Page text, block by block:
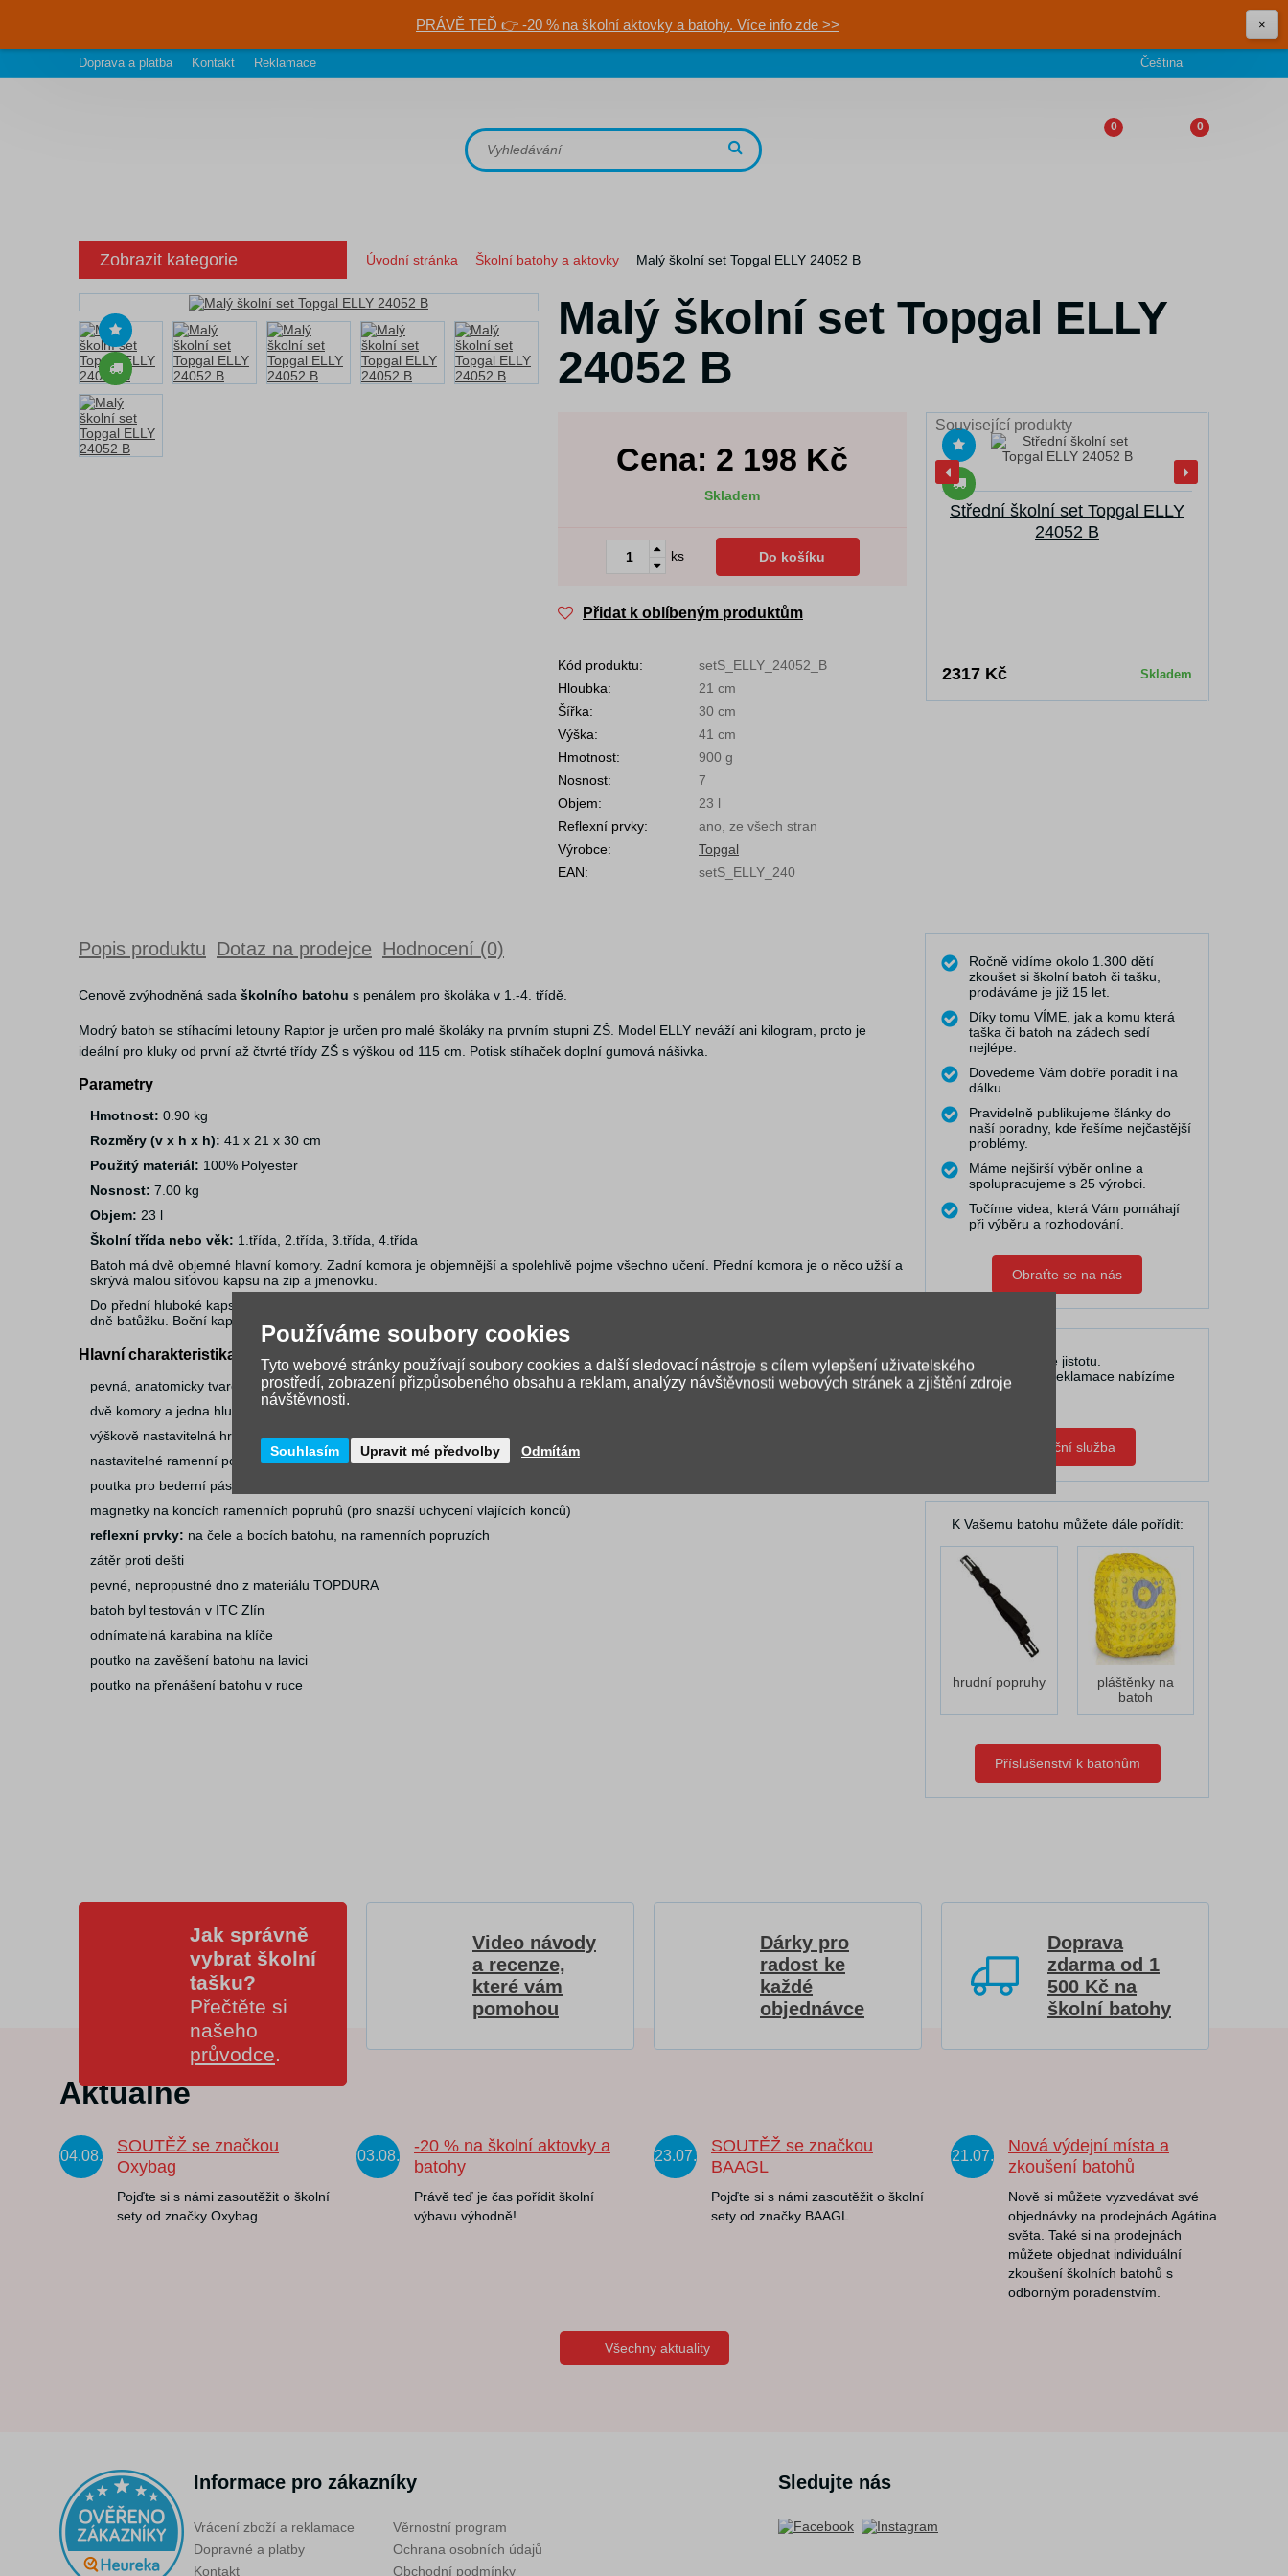
PRÁVĚ TEĎ 👉 -20 % na školní aktovky a batohy. Více info zde >> ×
Doprava a platba Kontakt Reklamace Čeština
0 0
Zobrazit kategorie Úvodní stránka Školní batohy a aktovky Malý školní set Topgal ELLY 24052 B
Malý školní set Topgal ELLY
24052 B
Cena: 2 198 Kč
Skladem
ks Do košíku
Přidat k oblíbeným produktům
Kód produktu:
setS_ELLY_24052_B
Hloubka:
21 cm
Šířka:
30 cm
Výška:
41 cm
Hmotnost:
900 g
Nosnost:
7
Objem:
23 l
Reflexní prvky:
ano, ze všech stran
Výrobce:
Topgal
EAN:
setS_ELLY_240
Související produkty
Střední školní set Topgal ELLY
24052 B
2317 Kč Skladem
Popis produktu Dotaz na prodejce Hodnocení (0)
Cenově zvýhodněná sada školního batohu s penálem pro školáka v 1.-4. třídě.
Modrý batoh se stíhacími letouny Raptor je určen pro malé školáky na prvním stupni ZŠ. Model ELLY neváží ani kilogram, proto je
ideální pro kluky od první až čtvrté třídy ZŠ s výškou od 115 cm. Potisk stíhaček doplní gumová nášivka.
Parametry
Hmotnost: 0.90 kg
Rozměry (v x h x h): 41 x 21 x 30 cm
Použitý materiál: 100% Polyester
Nosnost: 7.00 kg
Objem: 23 l
Školní třída nebo věk: 1.třída, 2.třída, 3.třída, 4.třída
Batoh má dvě objemné hlavní komory. Zadní komora je objemnější a spolehlivě pojme všechno učení. Přední komora je o něco užší a
skrývá malou síťovou kapsu na zip a jmenovku.
Do přední hluboké kapsy se vejde penál nebo krabička na svačinku. Je v ní také karabina, díky níž odpadne složité hledání klíčů na
dně batůžku. Boční kapsy jsou přizpůsobené lahvím na pití o objemu 0,5 litru.
Hlavní charakteristika
pevná, anatomicky tvarovaná záda
dvě komory a jedna hluboká přední kapsa
výškově nastavitelná hrudní přezka
nastavitelné ramenní popruhy
poutka pro bederní pás
magnetky na koncích ramenních popruhů (pro snazší uchycení vlajících konců)
reflexní prvky: na čele a bocích batohu, na ramenních popruzích
zátěr proti dešti
pevné, nepropustné dno z materiálu TOPDURA
batoh byl testován v ITC Zlín
odnímatelná karabina na klíče
poutko na zavěšení batohu na lavici
poutko na přenášení batohu v ruce
Ročně vidíme okolo 1.300 dětí
zkoušet si školní batoh či tašku,
prodáváme je již 15 let.
Díky tomu VÍME, jak a komu která
taška či batoh na zádech sedí
nejlépe.
Dovedeme Vám dobře poradit i na
dálku.
Pravidelně publikujeme články do
naší poradny, kde řešíme nejčastější
problémy.
Máme nejširší výběr online a
spolupracujeme s 25 výrobci.
Točíme videa, která Vám pomáhají
při výběru a rozhodování.
Obraťte se na nás
U nás máte jistotu.
V případě reklamace nabízíme
pomoc.
Zápůjční služba
K Vašemu batohu můžete dále pořídit:
hrudní popruhy
pláštěnky na
batoh
Příslušenství k batohům
Jak správně
vybrat školní
tašku?
Přečtěte si
našeho
průvodce.
Video návody
a recenze,
které vám
pomohou
Dárky pro
radost ke
každé
objednávce
Doprava
zdarma od 1
500 Kč na
školní batohy
Aktuálně
04.08.
SOUTĚŽ se značkou
Oxybag
Pojďte si s námi zasoutěžit o školní
sety od značky Oxybag.
03.08.
-20 % na školní aktovky a
batohy
Právě teď je čas pořídit školní
výbavu výhodně!
23.07.
SOUTĚŽ se značkou
BAAGL
Pojďte si s námi zasoutěžit o školní
sety od značky BAAGL.
21.07.
Nová výdejní místa a
zkoušení batohů
Nově si můžete vyzvedávat své
objednávky na prodejnách Agátina
světa. Také si na prodejnách
můžete objednat individuální
zkoušení školních batohů s
odborným poradenstvím.
Všechny aktuality
Informace pro zákazníky
Vrácení zboží a reklamace
Dopravné a platby
Kontakt
Věrnostní program
Ochrana osobních údajů
Obchodní podmínky
Sledujte nás
Používáme soubory cookies
Tyto webové stránky používají soubory cookies a další sledovací nástroje s cílem vylepšení uživatelského
prostředí, zobrazení přizpůsobeného obsahu a reklam, analýzy návštěvnosti webových stránek a zjištění zdroje
návštěvnosti.
Souhlasím Upravit mé předvolby Odmítám